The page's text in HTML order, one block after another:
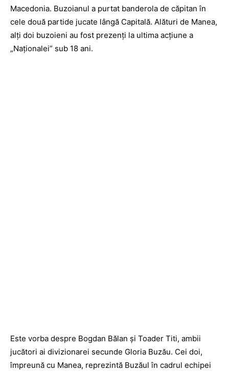
Macedonia. Buzoianul a purtat banderola de căpitan în
cele două partide jucate lângă Capitală. Alături de Manea,
alți doi buzoieni au fost prezenți la ultima acțiune a
„Naționalei” sub 18 ani.
Este vorba despre Bogdan Bălan și Toader Titi, ambii
jucători ai divizionarei secunde Gloria Buzău. Cei doi,
împreună cu Manea, reprezintă Buzăul în cadrul echipei